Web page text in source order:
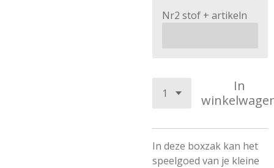
Nr2 stof + artikeln
In
In deze boxzak kan het
speelgoed van je kleine